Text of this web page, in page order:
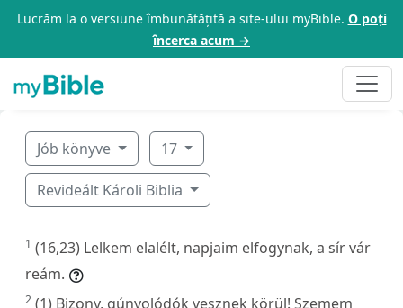
Lucrăm la o versiune îmbunătățită a site-ului myBible. O poți
încerca acum →
Jób könyve 17
Revideált Károli Biblia
1 (16,23) Lelkem elalélt, napjaim elfogynak, a sír vár
reám.
2 (1) Bizony, gúnyolódók vesznek körül! Szemem